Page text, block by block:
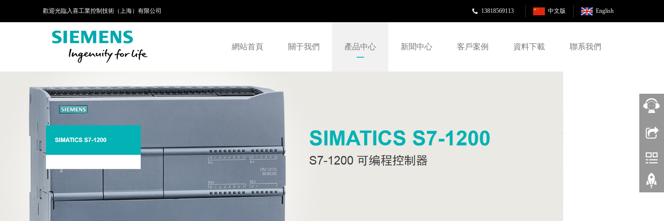
歡迎光臨入喜工業控制技術（上海）有限公司 English
中文版
13818569113
網站首頁 關于我們 產品中心 新聞中心 客戶案例 資料下載 聯系我們